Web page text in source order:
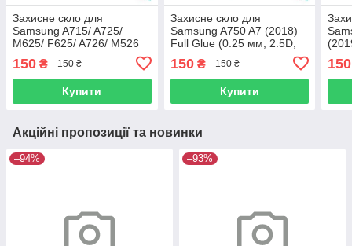
Захисне скло для
Samsung A715/ A725/
M625/ F625/ A726/ M526
A71/ A72/ M62/ F62/ A73/
M52 Full Glue (0.25 мм,
2.5D, чорне) Люкс
150 ₴ 150 ₴
Купити
Захисне скло для
Samsung A750 A7 (2018)
Full Glue (0.25 мм, 2.5D,
150₴ 150 ₴
Купити
150
Акційні пропозиції та новинки
–94% –93%